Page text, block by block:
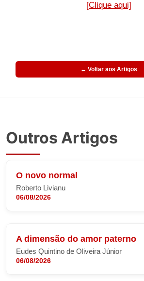
[Clique aqui]
← Voltar aos Artigos
Outros Artigos
O novo normal
Roberto Livianu
06/08/2026
A dimensão do amor paterno
Eudes Quintino de Oliveira Júnior
06/08/2026